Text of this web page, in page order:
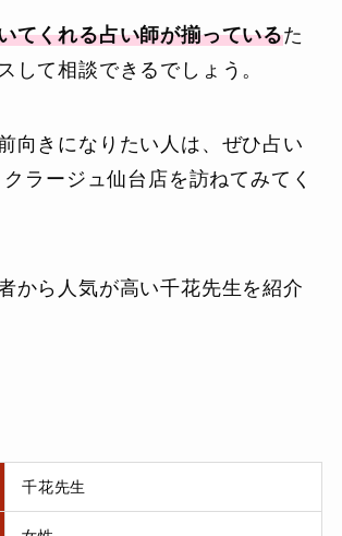
てくれる占い師が揃っているた
して相談できるでしょう。
向きになりたい人は、ぜひ占い
ラージュ仙台店を訪ねてみてく
から人気が高い千花先生を紹介
千花先生